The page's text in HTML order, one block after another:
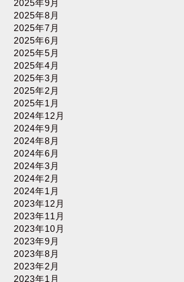
2025年9月
2025年8月
2025年7月
2025年6月
2025年5月
2025年4月
2025年3月
2025年2月
2025年1月
2024年12月
2024年9月
2024年8月
2024年6月
2024年3月
2024年2月
2024年1月
2023年12月
2023年11月
2023年10月
2023年9月
2023年8月
2023年2月
2023年1月